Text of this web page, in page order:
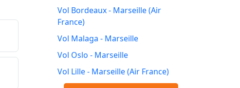
Vol Bordeaux - Marseille (Air
France)
Vol Malaga - Marseille
Vol Oslo - Marseille
Vol Lille - Marseille (Air France)